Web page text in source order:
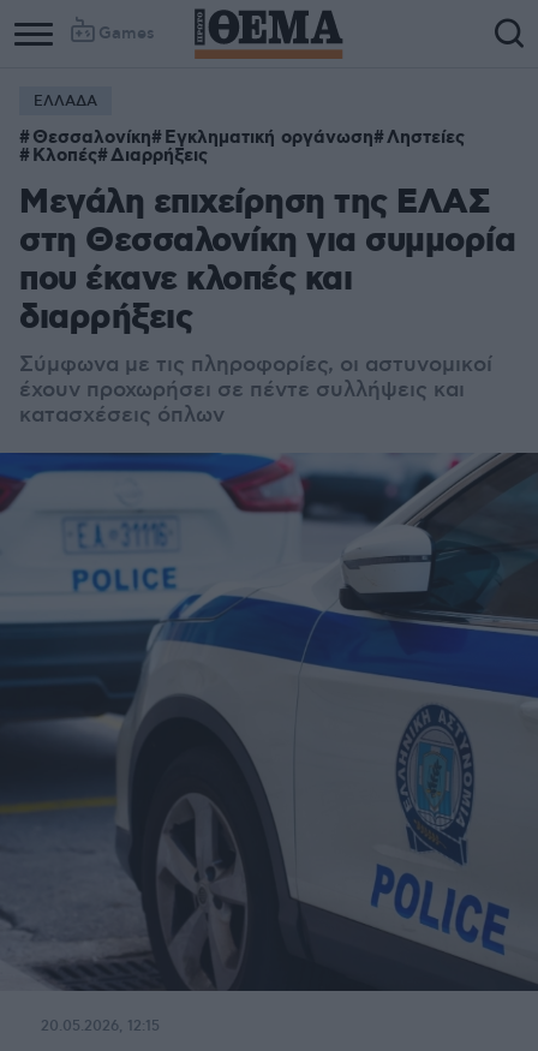
Games
ΕΛΛΑΔΑ
Θεσσαλονίκη Εγκληματική οργάνωση Ληστείες
Κλοπές Διαρρήξεις
Μεγάλη επιχείρηση της ΕΛΑΣ
στη Θεσσαλονίκη για συμμορία
που έκανε κλοπές και
διαρρήξεις
Σύμφωνα με τις πληροφορίες, οι αστυνομικοί
έχουν προχωρήσει σε πέντε συλλήψεις και
κατασχέσεις όπλων
20.05.2026, 12:15